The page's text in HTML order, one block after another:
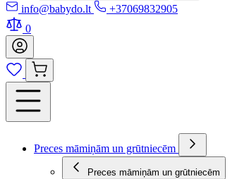
info@babydo.lt
+37069832905
0
Preces māmiņām un grūtniecēm
Preces māmiņām un grūtniecēm